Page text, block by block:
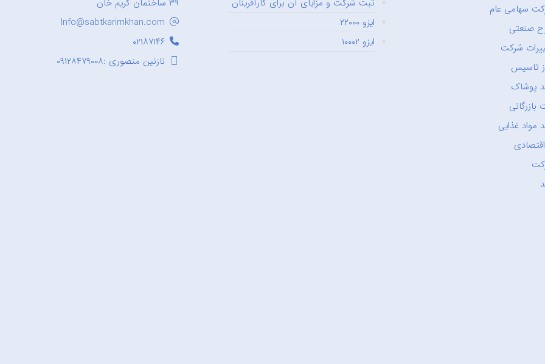
سهامی عام
صنعتی
شرکت
تاسیس
پوشاک
بازرگانی
مواد غذایی
ثبت شرکت و مزایای آن برای کارآفرینان
ایزو ۲۲۰۰۰
ایزو ۱۰۰۰۲
۳۹ ساختمان کریم خان
Info@sabtkarimkhan.com
۰۲۱۸۷۱۴۶
نازنین منصوری :۰۹۱۲۸۴۷۹۰۰۸